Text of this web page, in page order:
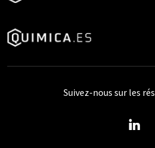
Suivez-nous sur les